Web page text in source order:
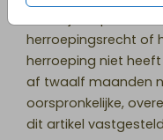
herroepingsrecht of
herroeping niet
af twaalf maanden
oorspronkelijke,
dit artikel